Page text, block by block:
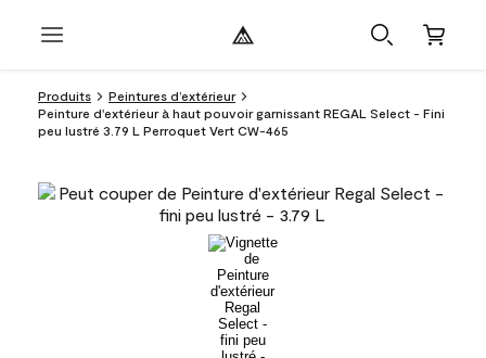
Produits
Peintures d’extérieur
Peinture d'extérieur à haut pouvoir garnissant REGAL Select - Fini
peu lustré 3.79 L Perroquet Vert CW-465